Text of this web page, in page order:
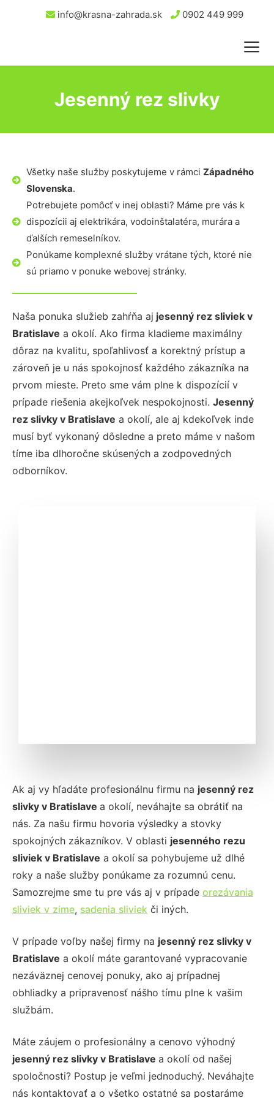
info@krasna-zahrada.sk 0902 449 999
Jesenný rez slivky
Všetky naše služby poskytujeme v rámci Západného
Slovenska.
Potrebujete pomôcť v inej oblasti? Máme pre vás k
dispozícii aj elektrikára, vodoinštalatéra, murára a
ďalších remeselníkov.
Ponúkame komplexné služby vrátane tých, ktoré nie
sú priamo v ponuke webovej stránky.
Naša ponuka služieb zahŕňa aj jesenný rez sliviek v
Bratislave a okolí. Ako firma kladieme maximálny
dôraz na kvalitu, spoľahlivosť a korektný prístup a
zároveň je u nás spokojnosť každého zákazníka na
prvom mieste. Preto sme vám plne k dispozícií v
prípade riešenia akejkoľvek nespokojnosti. Jesenný
rez slivky v Bratislave a okolí, ale aj kdekoľvek inde
musí byť vykonaný dôsledne a preto máme v našom
tíme iba dlhoročne skúsených a zodpovedných
odborníkov.
Ak aj vy hľadáte profesionálnu firmu na jesenný rez
slivky v Bratislave a okolí, neváhajte sa obrátiť na
nás. Za našu firmu hovoria výsledky a stovky
spokojných zákazníkov. V oblasti jesenného rezu
sliviek v Bratislave a okolí sa pohybujeme už dlhé
roky a naše služby ponúkame za rozumnú cenu.
Samozrejme sme tu pre vás aj v prípade orezávania
sliviek v zime, sadenia sliviek či iných.
V prípade voľby našej firmy na jesenný rez slivky v
Bratislave a okolí máte garantované vypracovanie
nezáväznej cenovej ponuky, ako aj prípadnej
obhliadky a pripravenosť nášho tímu plne k vašim
službám.
Máte záujem o profesionálny a cenovo výhodný
jesenný rez slivky v Bratislave a okolí od našej
spoločnosti? Postup je veľmi jednoduchý. Neváhajte
nás kontaktovať a o všetko ostatné sa postaráme